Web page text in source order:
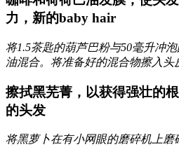
力，新的baby hair
将1.5茶匙的葫芦巴粉与50毫升冲
油混合。将准备好的混合物擦入头
擦拭黑芜菁，以获得强壮的
的头发
将黑萝卜在有小网眼的磨碎机上